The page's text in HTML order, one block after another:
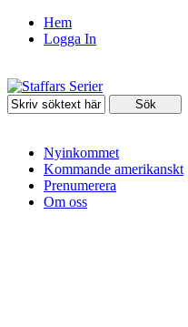
Hem
Logga In
Nyinkommet
Kommande amerikanskt
Prenumerera
Om oss